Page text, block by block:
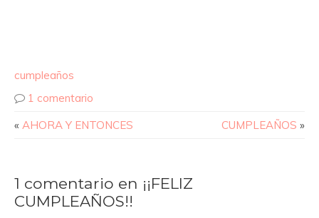
cumpleaños
1 comentario
« AHORA Y ENTONCES CUMPLEAÑOS »
1 comentario en ¡¡FELIZ
CUMPLEAÑOS!!